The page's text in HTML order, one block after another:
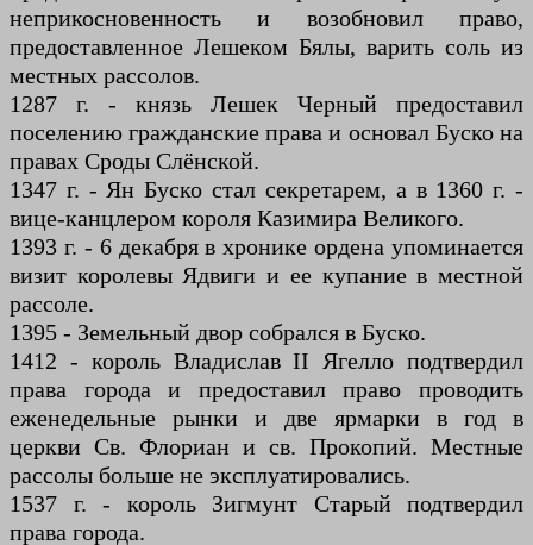
неприкосновенность и возобновил право,
предоставленное Лешеком Бялы, варить соль из
местных рассолов.
1287 г. - князь Лешек Черный предоставил
поселению гражданские права и основал Буско на
правах Сроды Слёнской.
1347 г. - Ян Буско стал секретарем, а в 1360 г. -
вице-канцлером короля Казимира Великого.
1393 г. - 6 декабря в хронике ордена упоминается
визит королевы Ядвиги и ее купание в местной
рассоле.
1395 - Земельный двор собрался в Буско.
1412 - король Владислав II Ягелло подтвердил
права города и предоставил право проводить
еженедельные рынки и две ярмарки в год в
церкви Св. Флориан и св. Прокопий. Местные
рассолы больше не эксплуатировались.
1537 г. - король Зигмунт Старый подтвердил
права города.